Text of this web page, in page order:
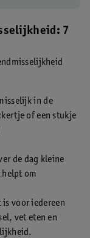
7
in de
of een stukje
de dag kleine
om
is voor iedereen
vet eten en